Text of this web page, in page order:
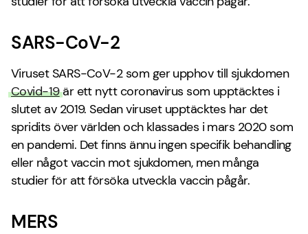
SARS-CoV-2
Viruset SARS-CoV-2 som ger upphov till sjukdomen
Covid-19är ett nytt coronavirus som upptäcktes i
slutet av 2019. Sedan viruset upptäcktes har det
spridits över världen och klassades i mars 2020 som
en pandemi. Det finns ännu ingen specifik behandling
eller något vaccin mot sjukdomen, men många
studier för att försöka utveckla vaccin pågår.
MERS